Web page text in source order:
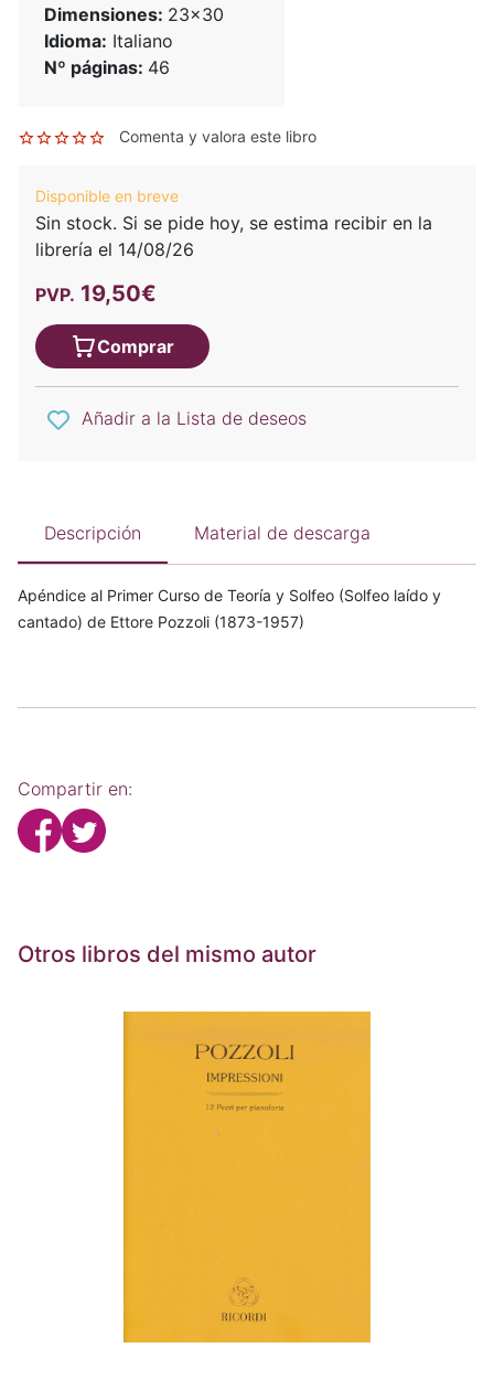
Dimensiones: 23x30
Idioma: Italiano
Nº páginas: 46
Comenta y valora este libro
Disponible en breve
Sin stock. Si se pide hoy, se estima recibir en la
librería el 14/08/26
PVP. 19,50€
Comprar
Añadir a la Lista de deseos
Descripción Material de descarga
Apéndice al Primer Curso de Teoría y Solfeo (Solfeo laído y
cantado) de Ettore Pozzoli (1873-1957)
Compartir en:
Otros libros del mismo autor